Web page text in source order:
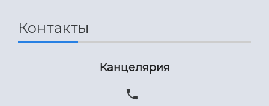
Сведения об образовательной организации
Контакты
Канцелярия